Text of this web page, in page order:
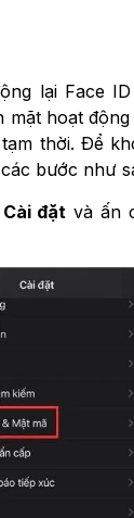
lại Face
mặt hoạt
thời. Để
bước như
Cài đặt và ấn